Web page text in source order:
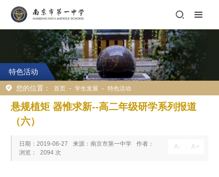
特色活动
您的位置： 首页 - 学生发展 - 特色活动
悬规植矩 器惟求新--高二年级研学系列报道
（六）
日期：2019-06-27 来源：南京市第一中学
作者：
浏览：
2094次
A - A +